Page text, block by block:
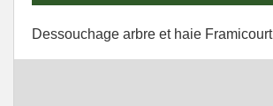
Dessouchage arbre et haie Framicourt